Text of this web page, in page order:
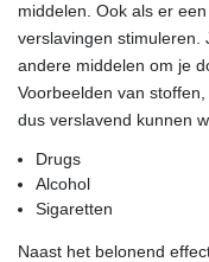
middelen. Ook als er
verslavingen stimuleren.
andere middelen om je
Voorbeelden van
dus verslavend kunnen
Drugs
Alcohol
Sigaretten
Naast het belonend